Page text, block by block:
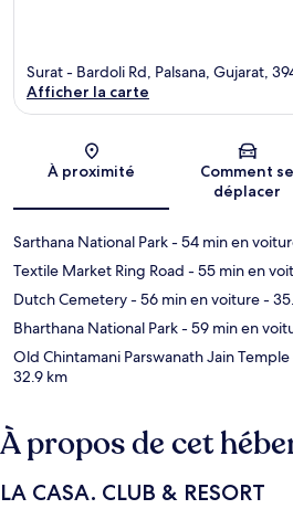
Carte
Surat - Bardoli Rd, Palsana, Gujarat,
Afficher la carte
À proximité
Comment se
déplacer
Sarthana National Park- 54 min en
Textile Market Ring Road - 55 min en
Dutch Cemetery- 56 min en voiture-
Bharthana National Park- 59 min en
Old Chintamani Parswanath Jain Temple
32.9 km
À propos de cet
LA CASA. CLUB & RESORT